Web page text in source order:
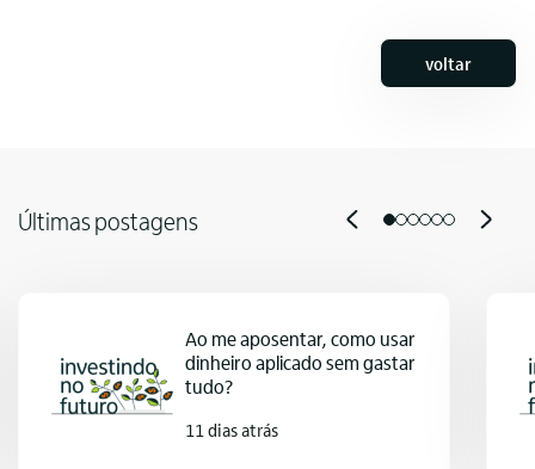
voltar
Últimas postagens
Ao me aposentar, como usar
dinheiro aplicado sem gastar
tudo?
11 dias atrás